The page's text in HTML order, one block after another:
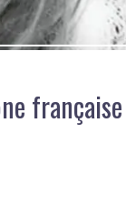
française